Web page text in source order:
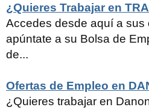
¿Quieres Trabajar en
Accedes desde aquí a sus
apúntate a su Bolsa de
de...
Ofertas de Empleo en
¿Quieres trabajar en